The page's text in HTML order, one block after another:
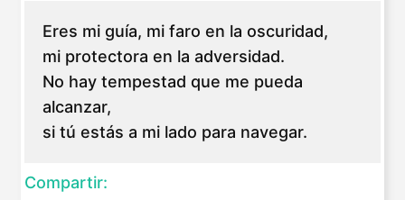
Eres mi guía, mi faro en la oscuridad,
mi protectora en la adversidad.
No hay tempestad que me pueda
alcanzar,
si tú estás a mi lado para navegar.
Compartir: